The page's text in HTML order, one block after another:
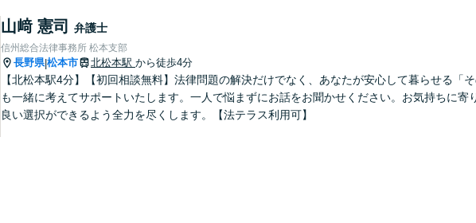
山﨑 憲司 弁護士
信州総合法律事務所 松本支部
長野県|松本市 北松本駅 から徒歩4分
【北松本駅4分】【初回相談無料】法律問題の解決だけでなく、あなたが安心して暮らせる「そ
も一緒に考えてサポートいたします。一人で悩まずにお話をお聞かせください。お気持ちに寄
良い選択ができるよう全力を尽くします。【法テラス利用可】